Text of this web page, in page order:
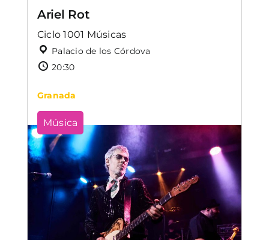
Ariel Rot
Ciclo 1001 Músicas
Palacio de los Córdova
20:30
Granada
Música